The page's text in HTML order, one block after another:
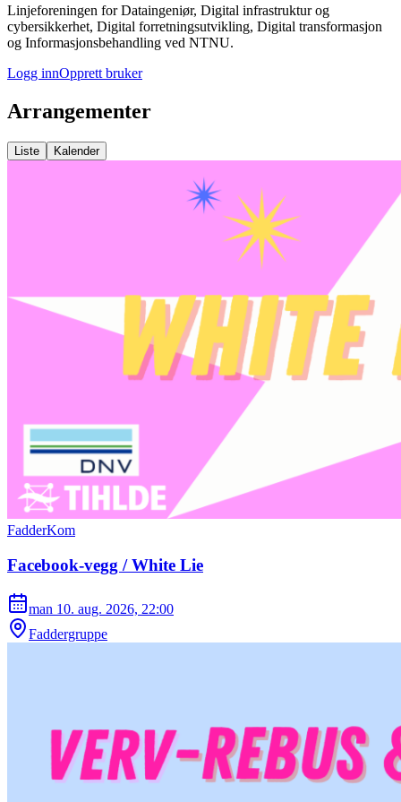
Linjeforeningen for Dataingeniør, Digital infrastruktur og
cybersikkerhet, Digital forretningsutvikling, Digital transformasjon
og Informasjonsbehandling ved NTNU.
Logg innOpprett bruker
Arrangementer
Liste Kalender
FadderKom
Facebook-vegg / White Lie
man 10. aug. 2026, 22:00
Faddergruppe